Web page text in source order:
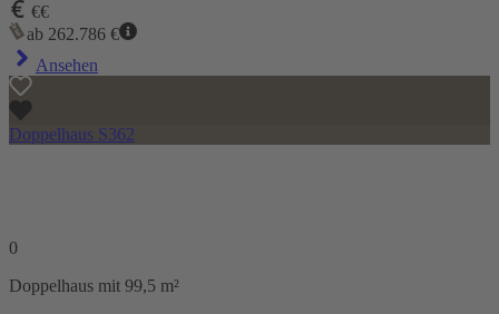
€€
ab 262.786 €
Ansehen
Doppelhaus S362
0
Doppelhaus mit 99,5 m²